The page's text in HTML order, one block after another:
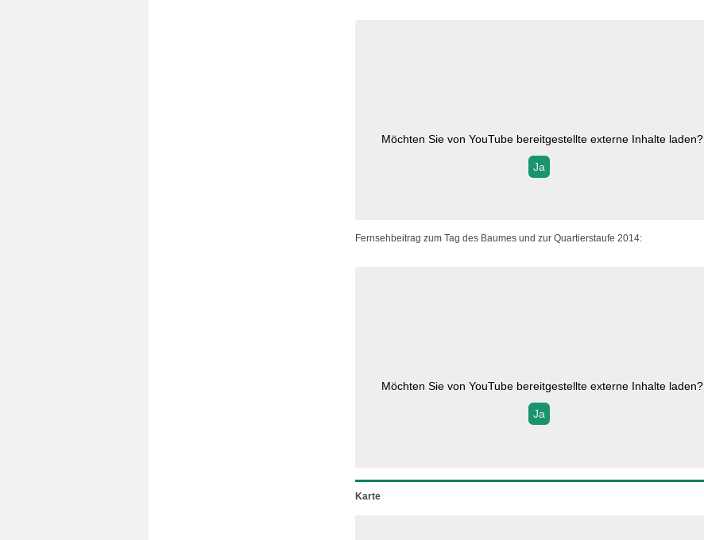
Möchten Sie von YouTubebereitgestellte externe Inhalte laden?
Ja
Fernsehbeitrag zum Tag des Baumes und zur Quartierstaufe 2014:
Möchten Sie von YouTubebereitgestellte externe Inhalte laden?
Ja
Karte